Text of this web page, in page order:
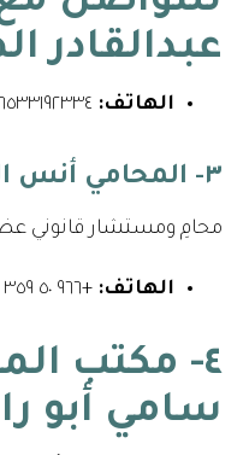
عبدالقادر
الهاتف:
٣- المحامي أنس العمري
محامِ ومستشار قانوني
الهاتف: +٩٦٦ ٥٠ ٣٥٩ ٣٩٥٣
٤- مكتب
سامي أبو